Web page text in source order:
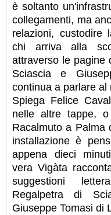
è soltanto
collegamenti, ma
relazioni, custodire
chi arriva alla
attraverso le pagine
Sciascia e
continua a parlare al
Spiega Felice
nelle altre tappe, o
Racalmuto a Palma
installazione è
appena dieci
vera Vigàta
suggestioni
Regalpetra di
Giuseppe Tomasi di